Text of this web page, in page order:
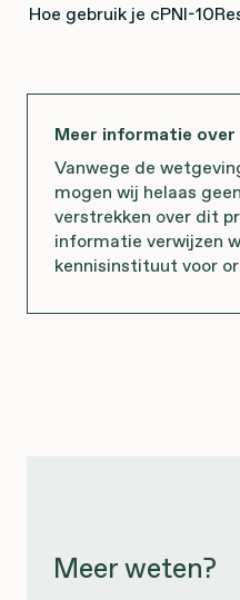
Hoe gebruik je cPNI-
Meer informatie
Vanwege de
mogen wij helaas
verstrekken over dit
informatie verwijzen
kennisinstituut voor
Meer weten?